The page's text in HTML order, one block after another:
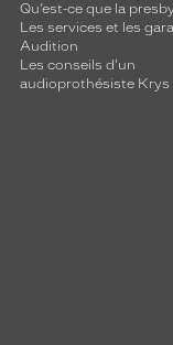
Qu’est-ce que la
Les services et les
Audition
Les conseils d'un
audioprothésiste